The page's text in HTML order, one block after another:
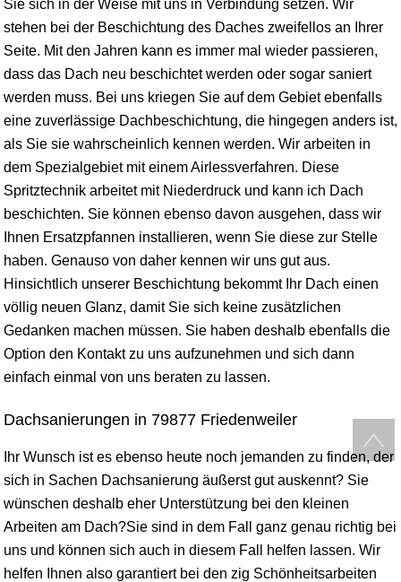
Sie sich in der Weise mit uns in Verbindung setzen. Wir
stehen bei der Beschichtung des Daches zweifellos an Ihrer
Seite. Mit den Jahren kann es immer mal wieder passieren,
dass das Dach neu beschichtet werden oder sogar saniert
werden muss. Bei uns kriegen Sie auf dem Gebiet ebenfalls
eine zuverlässige Dachbeschichtung, die hingegen anders ist,
als Sie sie wahrscheinlich kennen werden. Wir arbeiten in
dem Spezialgebiet mit einem Airlessverfahren. Diese
Spritztechnik arbeitet mit Niederdruck und kann ich Dach
beschichten. Sie können ebenso davon ausgehen, dass wir
Ihnen Ersatzpfannen installieren, wenn Sie diese zur Stelle
haben. Genauso von daher kennen wir uns gut aus.
Hinsichtlich unserer Beschichtung bekommt Ihr Dach einen
völlig neuen Glanz, damit Sie sich keine zusätzlichen
Gedanken machen müssen. Sie haben deshalb ebenfalls die
Option den Kontakt zu uns aufzunehmen und sich dann
einfach einmal von uns beraten zu lassen.
Dachsanierungen in 79877 Friedenweiler
Ihr Wunsch ist es ebenso heute noch jemanden zu finden, der
sich in Sachen Dachsanierung äußerst gut auskennt? Sie
wünschen deshalb eher Unterstützung bei den kleinen
Arbeiten am Dach?Sie sind in dem Fall ganz genau richtig bei
uns und können sich auch in diesem Fall helfen lassen. Wir
helfen Ihnen also garantiert bei den zig Schönheitsarbeiten